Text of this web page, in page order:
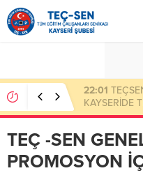
23:50 Eksik
Başvuru
TEÇ -SEN
PROMOSYON